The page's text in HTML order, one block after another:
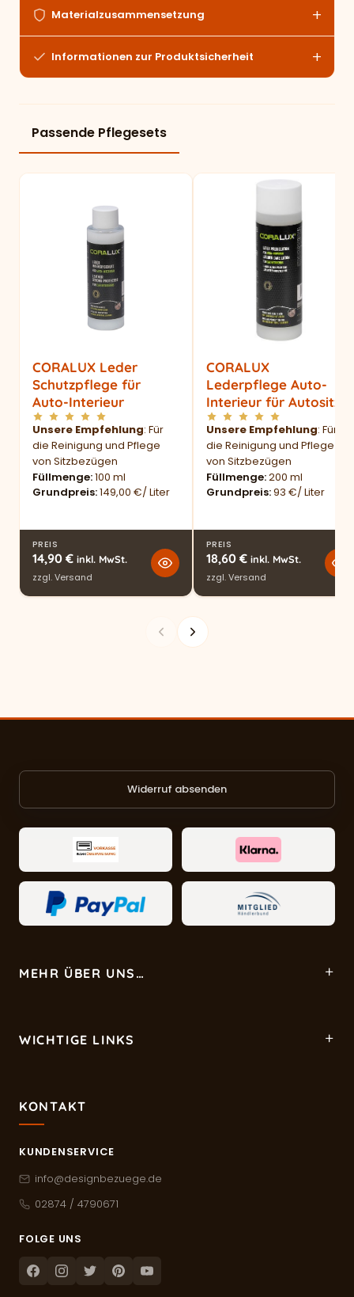
Materialzusammensetzung
Informationen zur Produktsicherheit
Passende Pflegesets
CORALUX Leder
Schutzpflege für
Auto-Interieur
Unsere Empfehlung: Für
die Reinigung und Pflege
von Sitzbezügen
Füllmenge 100 ml
Grundpreis 149,00 €/ Liter
PREIS
14,90 € inkl. MwSt.
zzgl.Versand
CORALUX
Lederpflege Auto-
Interieur für Autositze
Unsere Empfehlung: Für
die Reinigung und Pflege
von Sitzbezügen
Füllmenge 200 ml
Grundpreis 93 €/ Liter
PREIS
18,60 € inkl. MwSt.
zzgl.Versand
Widerruf absenden
MEHR ÜBER UNS…
WICHTIGE LINKS
KONTAKT
KUNDENSERVICE
info@designbezuege.de
02874 / 4790671
FOLGE UNS
FacebookInstagram
TwitterPinterestYoutube